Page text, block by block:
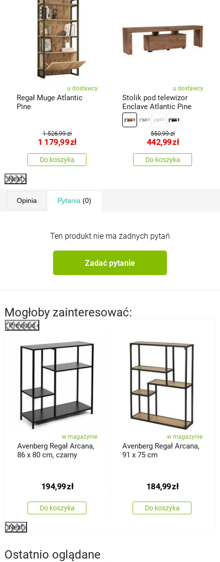
u dostawcy
Regał Muge Atlantic
Pine
1 526,99 zł
1 179,99zł
Do koszyka
u dostawcy
Stolik pod telewizor
Enclave Atlantic Pine
550,99 zł
442,99zł
Do koszyka
Next
Opinia Pytania (0)
Ten produkt nie ma żadnych pytań
Zadać pytanie
Mogłoby zainteresować:
Previous
w magazynie
Avenberg Regał Arcana,
86 x 80 cm, czarny
194,99zł
Do koszyka
w magazynie
Avenberg Regał Arcana,
91 x 75 cm
184,99zł
Do koszyka
Next
Ostatnio oglądane